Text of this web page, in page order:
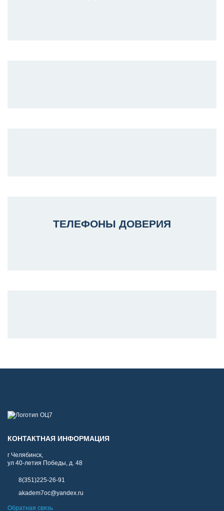
ТЕЛЕФОНЫ ДОВЕРИЯ
КОНТАКТНАЯ ИНФОРМАЦИЯ
г Челябинск,
ул 40-летия Победы, д. 48
8(351)225-26-91
akadem7oc@yandex.ru
Обратная связь